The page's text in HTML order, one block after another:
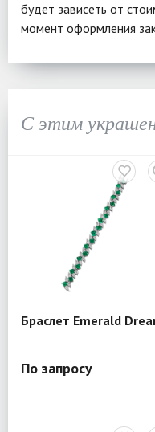
будет зависеть от
момент оформления
С этим
Браслет Emerald
По запросу